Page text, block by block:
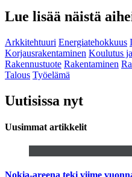
Lue lisää näistä
Arkkitehtuuri Energiatehokkuus
Korjausrakentaminen Koulutus
Rakennustuote Rakentaminen
Talous Työelämä
Uutisissa nyt
Uusimmat artikkelit
Nokia-areena teki viime